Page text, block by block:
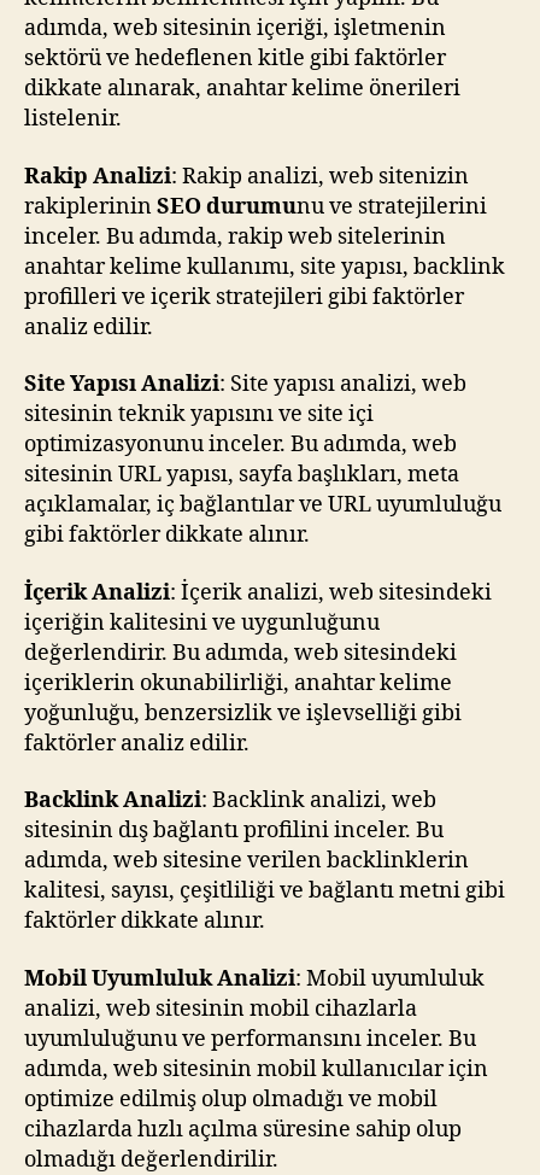
adımda, web sitesinin içeriği, işletmenin
sektörü ve hedeflenen kitle gibi faktörler
dikkate alınarak, anahtar kelime önerileri
listelenir.
Rakip Analizi: Rakip analizi, web sitenizin
rakiplerininSEO durumunu ve stratejilerini
inceler. Bu adımda, rakip web sitelerinin
anahtar kelime kullanımı, site yapısı, backlink
profilleri ve içerik stratejileri gibi faktörler
analiz edilir.
Site Yapısı Analizi: Site yapısı analizi, web
sitesinin teknik yapısını ve site içi
optimizasyonunu inceler. Bu adımda, web
sitesinin URL yapısı, sayfa başlıkları, meta
açıklamalar, iç bağlantılar ve URL uyumluluğu
gibi faktörler dikkate alınır.
İçerik Analizi: İçerik analizi, web sitesindeki
içeriğin kalitesini ve uygunluğunu
değerlendirir. Bu adımda, web sitesindeki
içeriklerin okunabilirliği, anahtar kelime
yoğunluğu, benzersizlik ve işlevselliği gibi
faktörler analiz edilir.
Backlink Analizi: Backlink analizi, web
sitesinin dış bağlantı profilini inceler. Bu
adımda, web sitesine verilen backlinklerin
kalitesi, sayısı, çeşitliliği ve bağlantı metni gibi
faktörler dikkate alınır.
Mobil Uyumluluk Analizi: Mobil uyumluluk
analizi, web sitesinin mobil cihazlarla
uyumluluğunu ve performansını inceler. Bu
adımda, web sitesinin mobil kullanıcılar için
optimize edilmiş olup olmadığı ve mobil
cihazlarda hızlı açılma süresine sahip olup
olmadığı değerlendirilir.